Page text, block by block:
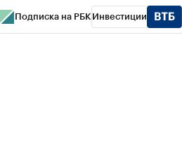
Подписка на РБК Инвестиции